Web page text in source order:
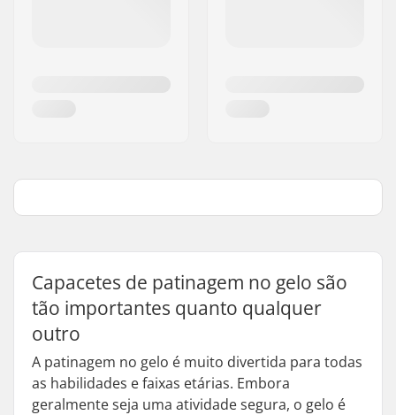
Capacetes de patinagem no gelo são
tão importantes quanto qualquer
outro
A patinagem no gelo é muito divertida para todas
as habilidades e faixas etárias. Embora
geralmente seja uma atividade segura, o gelo é